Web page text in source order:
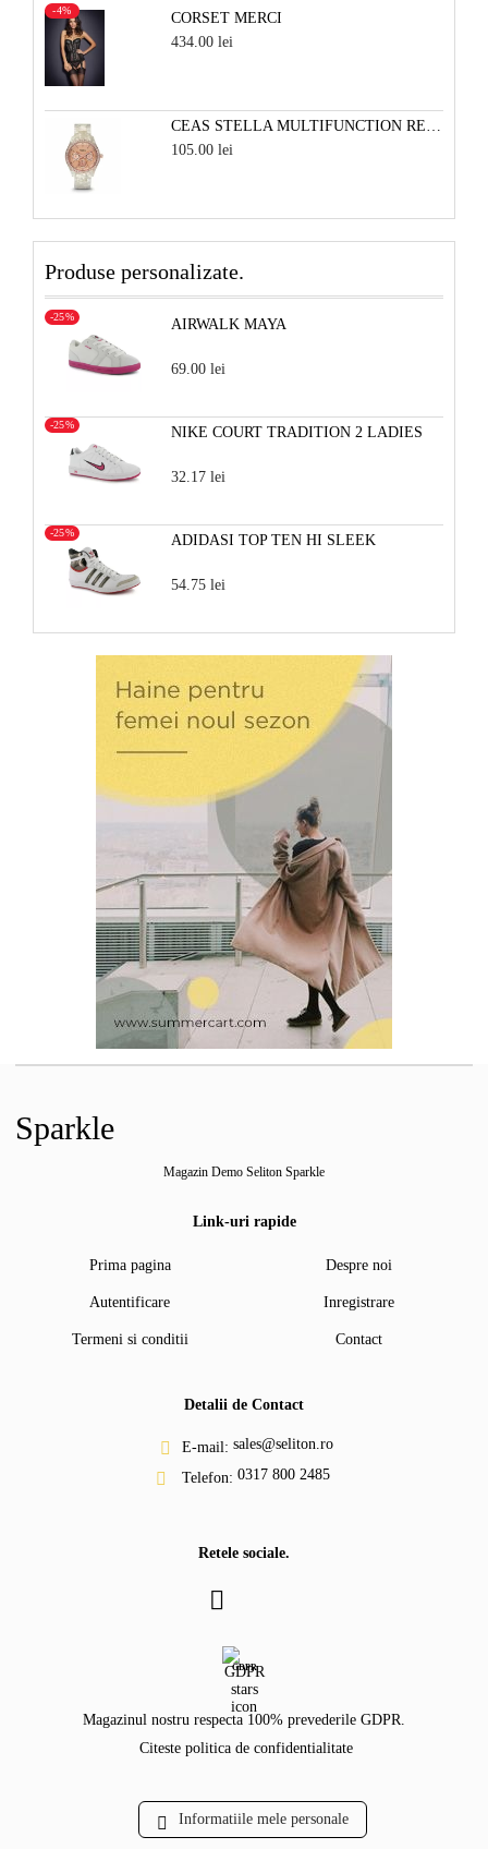
CORSET MERCI
-4%
434.00 lei
105.00 lei
Produse personalizate.
AIRWALK MAYA
-25%
69.00 lei
NIKE COURT TRADITION 2 LADIES
-25%
32.17 lei
ADIDASI TOP TEN HI SLEEK
-25%
54.75 lei
Sparkle
Magazin Demo Seliton Sparkle
Link-uri rapide
Prima pagina Despre noi
Autentificare Inregistrare
Termeni si conditii Contact
Detalii de Contact
E-mail: sales@seliton.ro
Telefon: 0317 800 2485
Retele sociale.
GDPR
Magazinul nostru respecta 100% prevederile GDPR.
Citeste politica de confidentialitate
Informatiile mele personale